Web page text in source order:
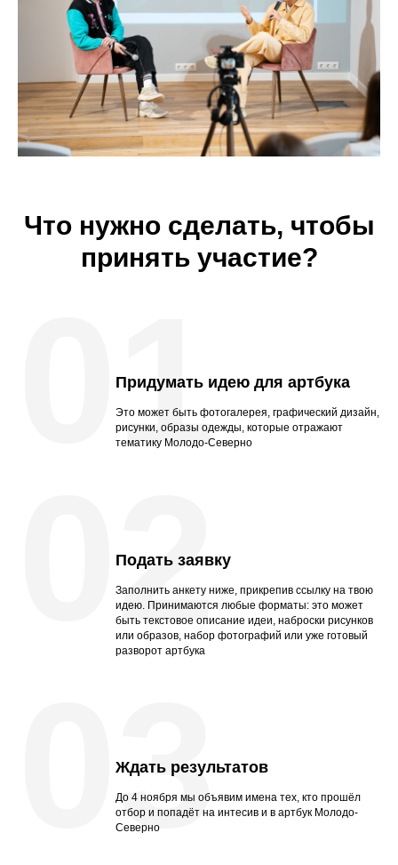
Что нужно сделать, чтобы
принять участие?
Придумать идею для артбука
Это может быть фотогалерея, графический дизайн,
рисунки, образы одежды, которые отражают
тематику Молодо-Северно
01
Подать заявку
Заполнить анкету ниже, прикрепив ссылку на твою
идею. Принимаются любые форматы: это может
быть текстовое описание идеи, наброски рисунков
или образов, набор фотографий или уже готовый
разворот артбука
02
Ждать результатов
До 4 ноября мы объявим имена тех, кто прошёл
отбор и попадёт на интесив и в артбук Молодо-
Северно
03